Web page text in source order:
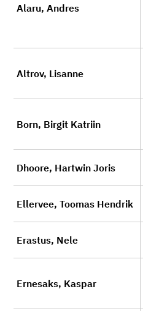
Alaru, Andres
Altrov, Lisanne
Born, Birgit Katriin
Dhoore, Hartwin Joris
Ellervee, Toomas Hendrik
Erastus, Nele
Ernesaks, Kaspar